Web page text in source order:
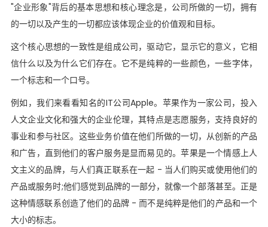
"企业形象"背后的基本思想和核心理念是，公司所做的一切，拥有
的一切以及产生的一切都应该体现企业的价值观和目标。
这个核心思想的一致性是组成公司，驱动它，显示它的意义，它相
信什么以及为什么它们存在。它不是纯粹的一些颜色，一些字体，
一个标志和一个口号。
例如，我们来看看知名的IT公司Apple。苹果作为一家公司，投入
人文企业文化和强大的企业伦理，其特点是志愿服务，支持良好的
事业和参与社区。这些业务价值在他们所做的一切，从创新的产品
和广告，直到他们的客户服务是显而易见的。苹果是一个情感上人
文主义的品牌，与人们真正联系在一起 - 当人们购买或使用他们的
产品或服务时;他们感觉到品牌的一部分，就像一个部落甚至。正是
这种情感联系创造了他们的品牌 - 而不是纯粹是他们的产品和一个
大小的标志。